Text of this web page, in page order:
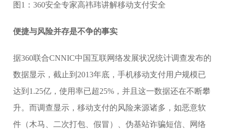
图1：360安全专家高祎玮讲解移动支付安全
便捷与风险并存是不争的事实
据360联合CNNIC中国互联网络发展状况统计调查发布的
数据显示，截止到2013年底，手机移动支付用户规模已
达到1.25亿，使用率已超25%，并且这一数据还在不断攀
升。而调查显示，移动支付的风险来源诸多，如恶意软
件（木马、二次打包、假冒）、伪基站诈骗短信、网络